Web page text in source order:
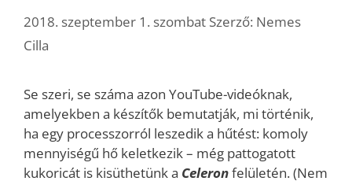
2018. szeptember 1. szombat Szerző: Nemes
Cilla
Se szeri, se száma azon YouTube-videóknak,
amelyekben a készítők bemutatják, mi történik,
ha egy processzorról leszedik a hűtést: komoly
mennyiségű hő keletkezik – még pattogatott
kukoricát is kisüthetünk a Celeronfelületén. (Nem